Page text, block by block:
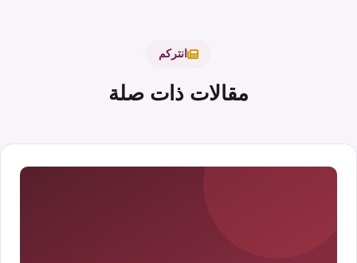
انتركم
مقالات ذات صلة